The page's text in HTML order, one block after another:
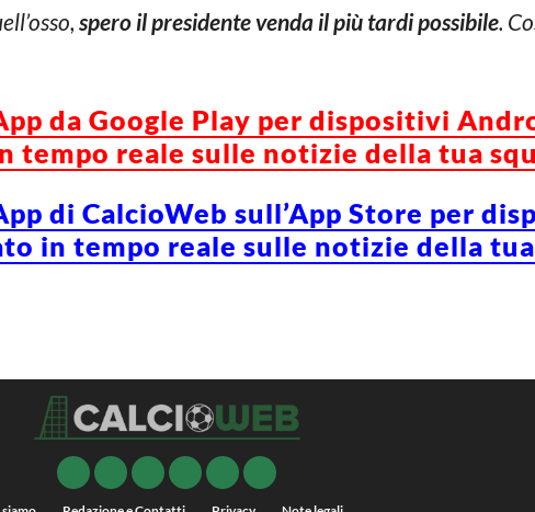
spero il presidente venda il più tardi possibile.
da Google Play per dispositivi
tempo reale sulle notizie della tua
di CalcioWeb sull’App Store per
in tempo reale sulle notizie della